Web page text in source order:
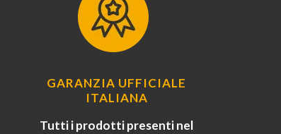
GARANZIA UFFICIALE
ITALIANA
Tutti i prodotti presenti nel